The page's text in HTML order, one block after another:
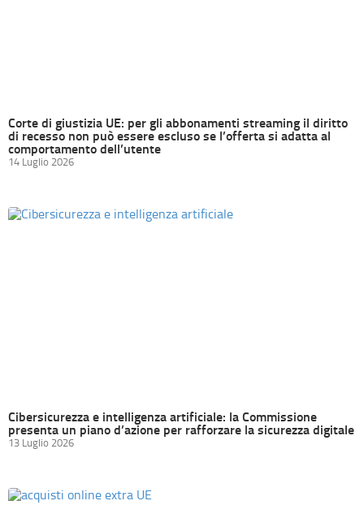
Corte di giustizia UE: per gli abbonamenti streaming il diritto
di recesso non può essere escluso se l’offerta si adatta al
comportamento dell’utente
14 Luglio 2026
Cibersicurezza e intelligenza artificiale: la Commissione
presenta un piano d’azione per rafforzare la sicurezza digitale
13 Luglio 2026